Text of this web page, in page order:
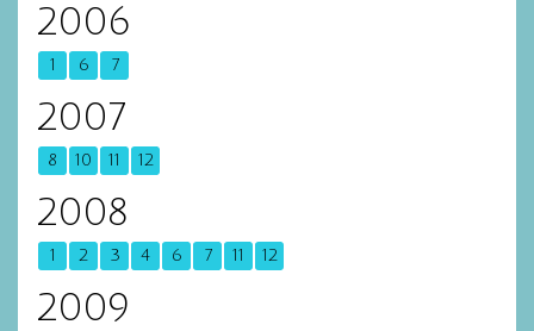
2006
1 6 7
2007
8 10 11 12
2008
1 2 3 4 6 7 11 12
2009